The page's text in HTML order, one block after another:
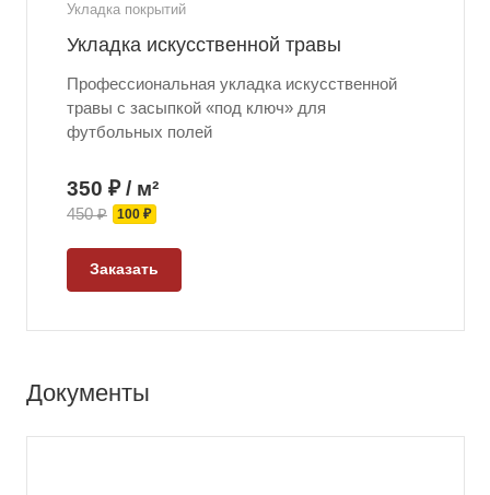
Укладка покрытий
Укладка искусственной травы
Профессиональная укладка искусственной
травы с засыпкой «под ключ» для
футбольных полей
350 ₽ / м²
450 ₽ 100 ₽
Заказать
Документы